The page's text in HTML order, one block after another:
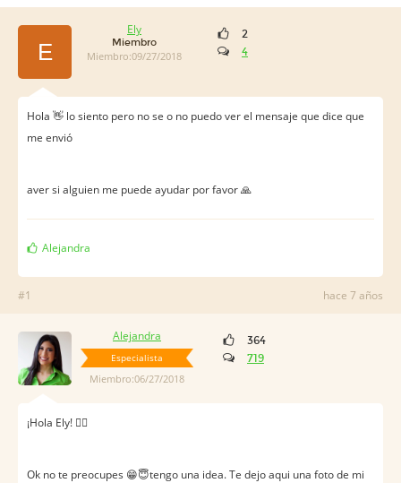
E
Ely
Miembro
Miembro:09/27/2018
2
4
Hola 👋 lo siento pero no se o no puedo ver el mensaje que dice que
me envió
aver si alguien me puede ayudar por favor 🙏
Alejandra
#1 hace 7 años
Alejandra
Especialista
Miembro:06/27/2018
364
719
¡Hola Ely! 🙋‍♀️
Ok no te preocupes 😁😇tengo una idea. Te dejo aqui una foto de mi